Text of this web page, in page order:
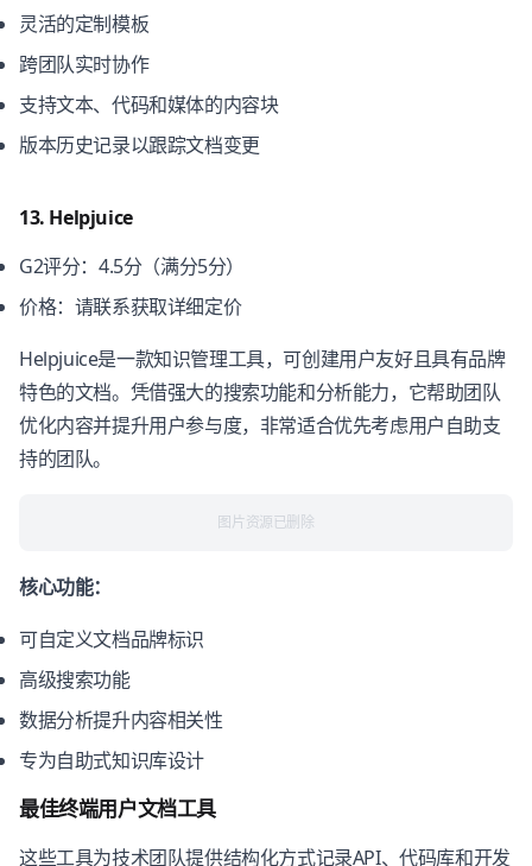
灵活的定制模板
跨团队实时协作
支持文本、代码和媒体的内容块
版本历史记录以跟踪文档变更
13. Helpjuice
G2评分：4.5分（满分5分）
价格：请联系获取详细定价
Helpjuice是一款知识管理工具，可创建用户友好且具有品牌
特色的文档。凭借强大的搜索功能和分析能力，它帮助团队
优化内容并提升用户参与度，非常适合优先考虑用户自助支
持的团队。
图片资源已删除
核心功能：
可自定义文档品牌标识
高级搜索功能
数据分析提升内容相关性
专为自助式知识库设计
最佳终端用户文档工具
这些工具为技术团队提供结构化方式记录API、代码库和开发